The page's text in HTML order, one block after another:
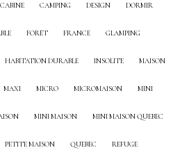
CABINE CAMPING DESIGN DORMIR
FORÊT FRANCE GLAMPING
HABITATION DURABLE INSOLITE MAISON
MAXI MICRO MICROMAISON MINI
MINI MAISON MINI MAISON QUEBEC
PETITE MAISON QUEBEC REFUGE